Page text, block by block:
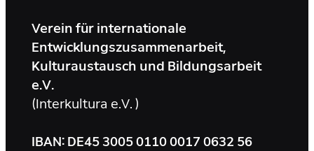
Verein für internationale
Entwicklungszusammenarbeit,
Kulturaustausch und Bildungsarbeit
e.V.
(Interkultura e.V. )
IBAN: DE45 3005 0110 0017 0632 56